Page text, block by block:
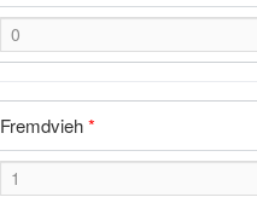
Fremdvieh*